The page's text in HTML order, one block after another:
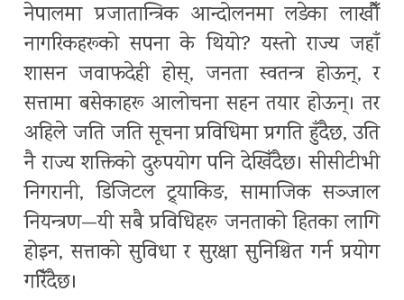
नेपालमा प्रजातान्त्रिक आन्दोलनमा लडेका लाखौँ
नागरिकहरूको सपना के थियो? यस्तो राज्य जहाँ
शासन जवाफदेही होस्, जनता स्वतन्त्र होऊन्, र
सत्तामा बसेकाहरू आलोचना सहन तयार होऊन्। तर
अहिले जति जति सूचना प्रविधिमा प्रगति हुँदैछ, उति
नै राज्य शक्तिको दुरुपयोग पनि देखिँदैछ। सीसीटीभी
निगरानी, डिजिटल ट्र्याकिङ, सामाजिक सञ्जाल
नियन्त्रण—यी सबै प्रविधिहरू जनताको हितका लागि
होइन, सत्ताको सुविधा र सुरक्षा सुनिश्चित गर्न प्रयोग
गरिँदैछ।